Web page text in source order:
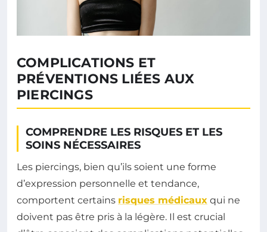
COMPLICATIONS ET
PRÉVENTIONS LIÉES AUX
PIERCINGS
COMPRENDRE LES RISQUES ET LES
SOINS NÉCESSAIRES
Les piercings, bien qu’ils soient une forme
d’expression personnelle et tendance,
comportent certains risques médicaux qui ne
doivent pas être pris à la légère. Il est crucial